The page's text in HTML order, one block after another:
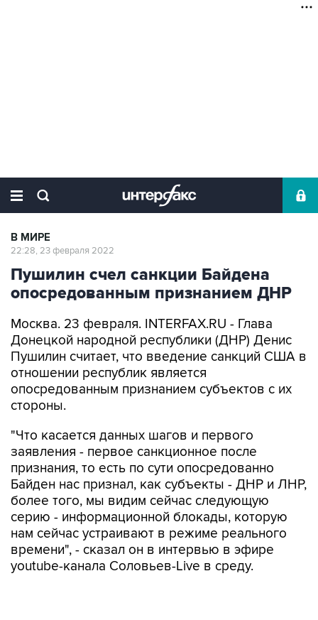
В МИРЕ
22:28, 23 февраля 2022
Пушилин счел санкции Байдена
опосредованным признанием ДНР
Москва. 23 февраля. INTERFAX.RU - Глава
Донецкой народной республики (ДНР) Денис
Пушилин считает, что введение санкций США в
отношении республик является
опосредованным признанием субъектов с их
стороны.
"Что касается данных шагов и первого
заявления - первое санкционное после
признания, то есть по сути опосредованно
Байден нас признал, как субъекты - ДНР и ЛНР,
более того, мы видим сейчас следующую
серию - информационной блокады, которую
нам сейчас устраивают в режиме реального
времени", - сказал он в интервью в эфире
youtube-канала Соловьев-Live в среду.